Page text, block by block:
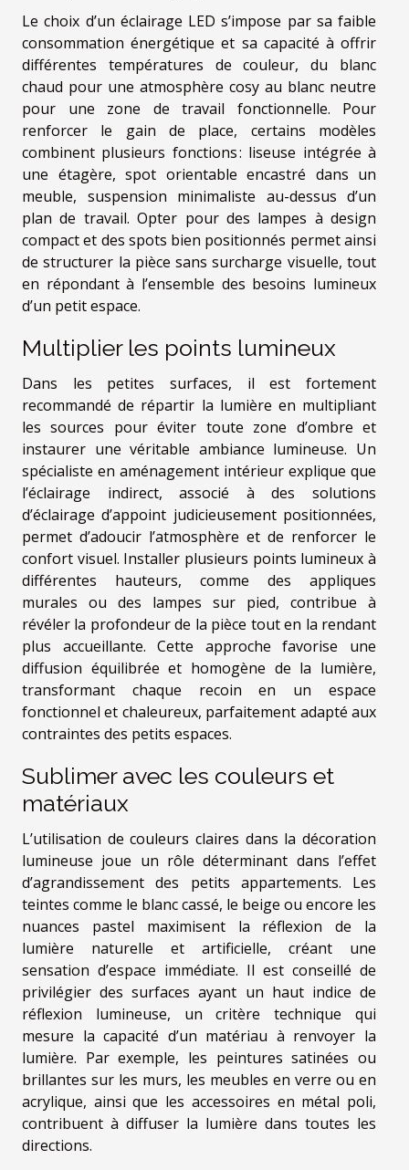
Le choix d’un éclairage LED s’impose par sa faible
consommation énergétique et sa capacité à offrir
différentes températures de couleur, du blanc
chaud pour une atmosphère cosy au blanc neutre
pour une zone de travail fonctionnelle. Pour
renforcer le gain de place, certains modèles
combinent plusieurs fonctions : liseuse intégrée à
une étagère, spot orientable encastré dans un
meuble, suspension minimaliste au-dessus d’un
plan de travail. Opter pour des lampes à design
compact et des spots bien positionnés permet ainsi
de structurer la pièce sans surcharge visuelle, tout
en répondant à l’ensemble des besoins lumineux
d’un petit espace.
Multiplier les points lumineux
Dans les petites surfaces, il est fortement
recommandé de répartir la lumière en multipliant
les sources pour éviter toute zone d’ombre et
instaurer une véritable ambiance lumineuse. Un
spécialiste en aménagement intérieur explique que
l’éclairage indirect, associé à des solutions
d’éclairage d’appoint judicieusement positionnées,
permet d’adoucir l’atmosphère et de renforcer le
confort visuel. Installer plusieurs points lumineux à
différentes hauteurs, comme des appliques
murales ou des lampes sur pied, contribue à
révéler la profondeur de la pièce tout en la rendant
plus accueillante. Cette approche favorise une
diffusion équilibrée et homogène de la lumière,
transformant chaque recoin en un espace
fonctionnel et chaleureux, parfaitement adapté aux
contraintes des petits espaces.
Sublimer avec les couleurs et
matériaux
L’utilisation de couleurs claires dans la décoration
lumineuse joue un rôle déterminant dans l’effet
d’agrandissement des petits appartements. Les
teintes comme le blanc cassé, le beige ou encore les
nuances pastel maximisent la réflexion de la
lumière naturelle et artificielle, créant une
sensation d’espace immédiate. Il est conseillé de
privilégier des surfaces ayant un haut indice de
réflexion lumineuse, un critère technique qui
mesure la capacité d’un matériau à renvoyer la
lumière. Par exemple, les peintures satinées ou
brillantes sur les murs, les meubles en verre ou en
acrylique, ainsi que les accessoires en métal poli,
contribuent à diffuser la lumière dans toutes les
directions.